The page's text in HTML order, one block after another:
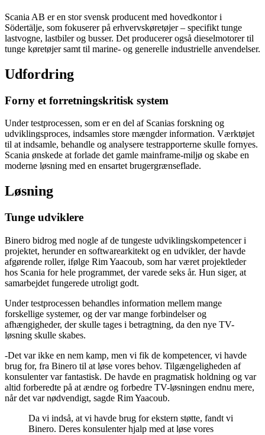
Scania AB er en stor svensk producent med hovedkontor i
Södertälje, som fokuserer på erhvervskøretøjer – specifikt tunge
lastvogne, lastbiler og busser. Det producerer også dieselmotorer til
tunge køretøjer samt til marine- og generelle industrielle anvendelser.
Udfordring
Forny et forretningskritisk system
Under testprocessen, som er en del af Scanias forskning og
udviklingsproces, indsamles store mængder information. Værktøjet
til at indsamle, behandle og analysere testrapporterne skulle fornyes.
Scania ønskede at forlade det gamle mainframe-miljø og skabe en
moderne løsning med en ensartet brugergrænseflade.
Løsning
Tunge udviklere
Binero bidrog med nogle af de tungeste udviklingskompetencer i
projektet, herunder en softwarearkitekt og en udvikler, der havde
afgørende roller, ifølge Rim Yaacoub, som har været projektleder
hos Scania for hele programmet, der varede seks år. Hun siger, at
samarbejdet fungerede utroligt godt.
Under testprocessen behandles information mellem mange
forskellige systemer, og der var mange forbindelser og
afhængigheder, der skulle tages i betragtning, da den nye TV-
løsning skulle skabes.
-Det var ikke en nem kamp, men vi fik de kompetencer, vi havde
brug for, fra Binero til at løse vores behov. Tilgængeligheden af
konsulenter var fantastisk. De havde en pragmatisk holdning og var
altid forberedte på at ændre og forbedre TV-løsningen endnu mere,
når det var nødvendigt, sagde Rim Yaacoub.
Da vi indså, at vi havde brug for ekstern støtte, fandt vi
Binero. Deres konsulenter hjalp med at løse vores